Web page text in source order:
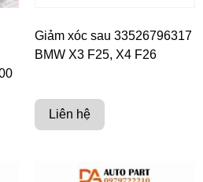
Giảm xóc sau 33526796317
BMW X3 F25, X4 F26
Liên hệ